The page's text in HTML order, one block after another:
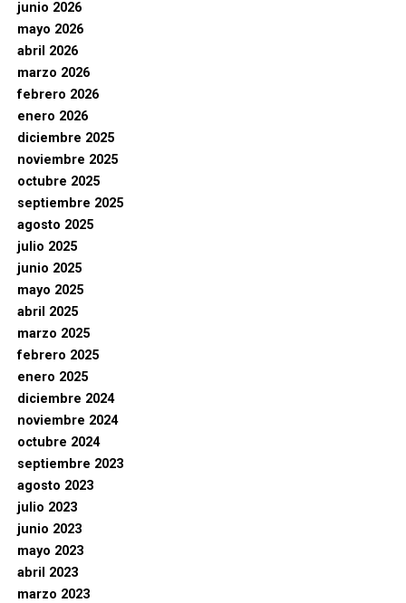
junio 2026
mayo 2026
abril 2026
marzo 2026
febrero 2026
enero 2026
diciembre 2025
noviembre 2025
octubre 2025
septiembre 2025
agosto 2025
julio 2025
junio 2025
mayo 2025
abril 2025
marzo 2025
febrero 2025
enero 2025
diciembre 2024
noviembre 2024
octubre 2024
septiembre 2023
agosto 2023
julio 2023
junio 2023
mayo 2023
abril 2023
marzo 2023